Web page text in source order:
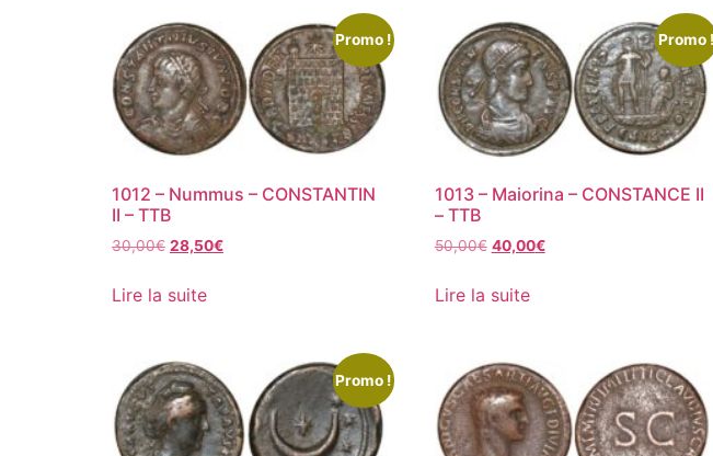
Promo !
1012 – Nummus – CONSTANTIN
II – TTB
30,00€ 28,50€
Lire la suite
Promo !
1013 – Maiorina – CONSTANCE II
– TTB
50,00€ 40,00€
Lire la suite
Promo !